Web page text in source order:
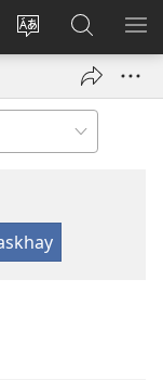
Direccionpi
Sutiykiwan
jaykuy
nueva
JW.ORG
nisqapi
maskhay